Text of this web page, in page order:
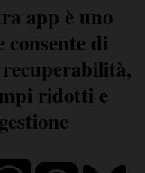
app è uno
consente di
ridotti e